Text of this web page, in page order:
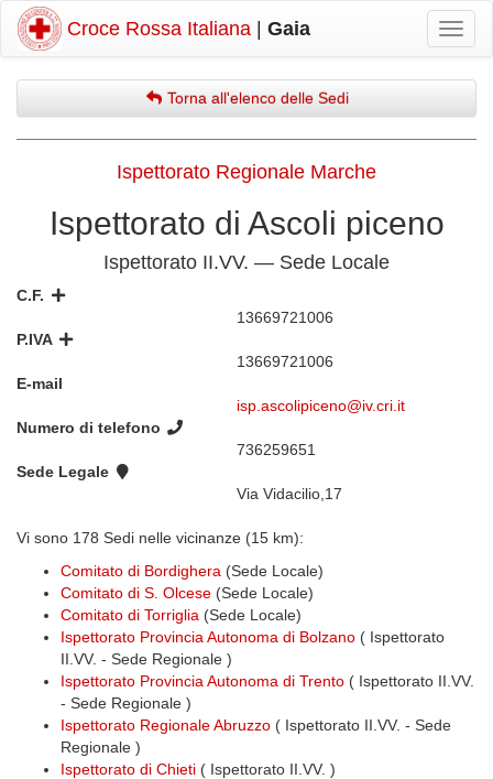
Croce Rossa Italiana Gaia
Torna all'elenco delle Sedi
Ispettorato Regionale Marche
Ispettorato di Ascoli piceno
Ispettorato II.VV. — Sede Locale
C.F.
13669721006
P.IVA
13669721006
E-mail
isp.ascolipiceno@iv.cri.it
Numero di telefono
736259651
Sede Legale
Via Vidacilio,17
Vi sono 178 Sedi nelle vicinanze (15 km):
Comitato di Bordighera (Sede Locale)
Comitato di S. Olcese (Sede Locale)
Comitato di Torriglia (Sede Locale)
Ispettorato Provincia Autonoma di Bolzano ( Ispettorato
II.VV. - Sede Regionale )
Ispettorato Provincia Autonoma di Trento ( Ispettorato II.VV.
- Sede Regionale )
Ispettorato Regionale Abruzzo ( Ispettorato II.VV. - Sede
Regionale )
Ispettorato di Chieti ( Ispettorato II.VV. )